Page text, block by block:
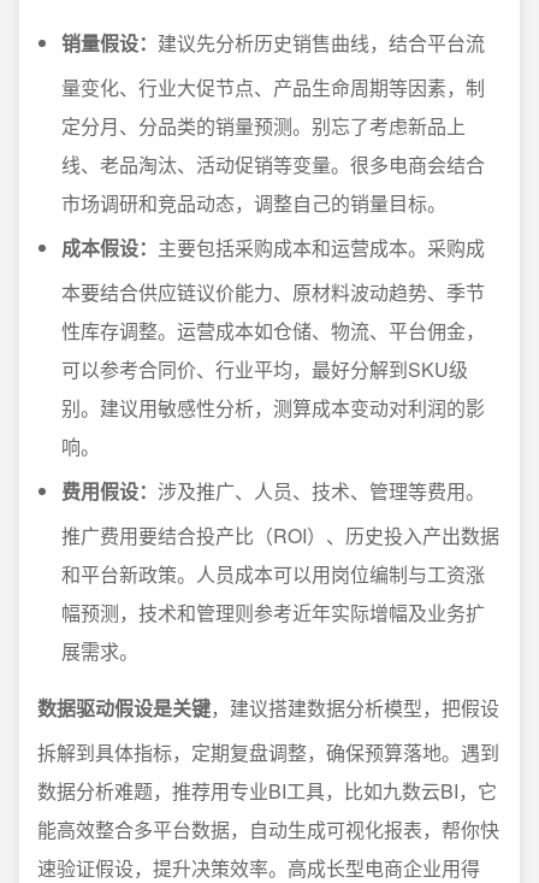
销量假设： 建议先分析历史销售曲线，结合平台流
量变化、行业大促节点、产品生命周期等因素，制
定分月、分品类的销量预测。别忘了考虑新品上
线、老品淘汰、活动促销等变量。很多电商会结合
市场调研和竞品动态，调整自己的销量目标。
成本假设： 主要包括采购成本和运营成本。采购成
本要结合供应链议价能力、原材料波动趋势、季节
性库存调整。运营成本如仓储、物流、平台佣金，
可以参考合同价、行业平均，最好分解到SKU级
别。建议用敏感性分析，测算成本变动对利润的影
响。
费用假设： 涉及推广、人员、技术、管理等费用。
推广费用要结合投产比（ROI）、历史投入产出数据
和平台新政策。人员成本可以用岗位编制与工资涨
幅预测，技术和管理则参考近年实际增幅及业务扩
展需求。
数据驱动假设是关键，建议搭建数据分析模型，把假设
拆解到具体指标，定期复盘调整，确保预算落地。遇到
数据分析难题，推荐用专业BI工具，比如九数云BI，它
能高效整合多平台数据，自动生成可视化报表，帮你快
速验证假设，提升决策效率。高成长型电商企业用得